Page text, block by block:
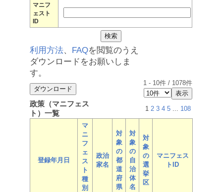
マニフ
ェスト
ID
利用方法、 FAQを閲覧のうえ
ダウンロードをお願いしま
す。
1 - 10件 / 1078件
政策（マニフェス
ト）一覧
1 2 3 4 5 ... 108
登録年月日
マ
ニ
フ
ェ
ス
ト
種
別
政治
家名
対
象
の
都
道
府
県
対
象
の
自
治
体
名
対
象
の
選
挙
区
マニフェス
トID